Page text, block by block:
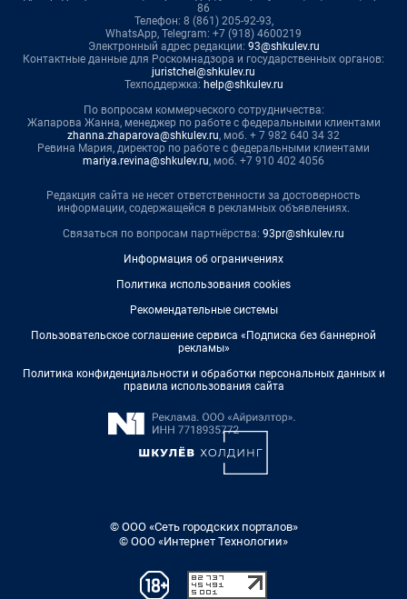
86
Телефон: 8 (861) 205-92-93,
WhatsApp, Telegram: +7 (918) 4600219
Электронный адрес редакции: 93@shkulev.ru
Контактные данные для Роскомнадзора и государственных органов:
juristchel@shkulev.ru
Техподдержка: help@shkulev.ru
По вопросам коммерческого сотрудничества:
Жапарова Жанна, менеджер по работе с федеральными клиентами
zhanna.zhaparova@shkulev.ru, моб. + 7 982 640 34 32
Ревина Мария, директор по работе с федеральными клиентами
mariya.revina@shkulev.ru, моб. +7 910 402 4056
Редакция сайта не несет ответственности за достоверность
информации, содержащейся в рекламных объявлениях.
Связаться по вопросам партнёрства: 93pr@shkulev.ru
Информация об ограничениях
Политика использования cookies
Рекомендательные системы
Пользовательское соглашение сервиса «Подписка без баннерной
рекламы»
Политика конфиденциальности и обработки персональных данных и
правила использования сайта
© ООО «Сеть городских порталов»
© ООО «Интернет Технологии»